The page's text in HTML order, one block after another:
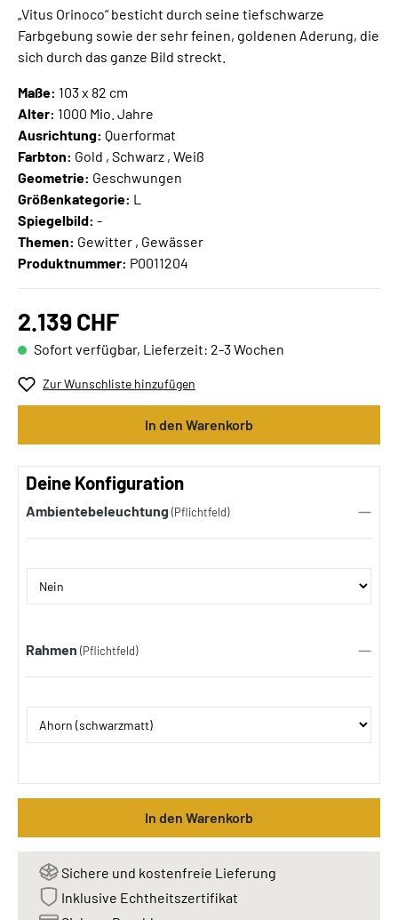
„Vitus Orinoco“ besticht durch seine tiefschwarze
Farbgebung sowie der sehr feinen, goldenen Aderung, die
sich durch das ganze Bild streckt.
Maße: 103 x 82 cm
Alter: 1000 Mio. Jahre
Ausrichtung: Querformat
Farbton: Gold , Schwarz , Weiß
Geometrie: Geschwungen
Größenkategorie: L
Spiegelbild: -
Themen: Gewitter , Gewässer
Produktnummer: P0011204
2.139 CHF
Sofort verfügbar, Lieferzeit: 2-3 Wochen
Zur Wunschliste hinzufügen
In den Warenkorb
Deine Konfiguration
Ambientebeleuchtung (Pflichtfeld)
Rahmen (Pflichtfeld)
In den Warenkorb
Sichere und kostenfreie Lieferung
Inklusive Echtheitszertifikat